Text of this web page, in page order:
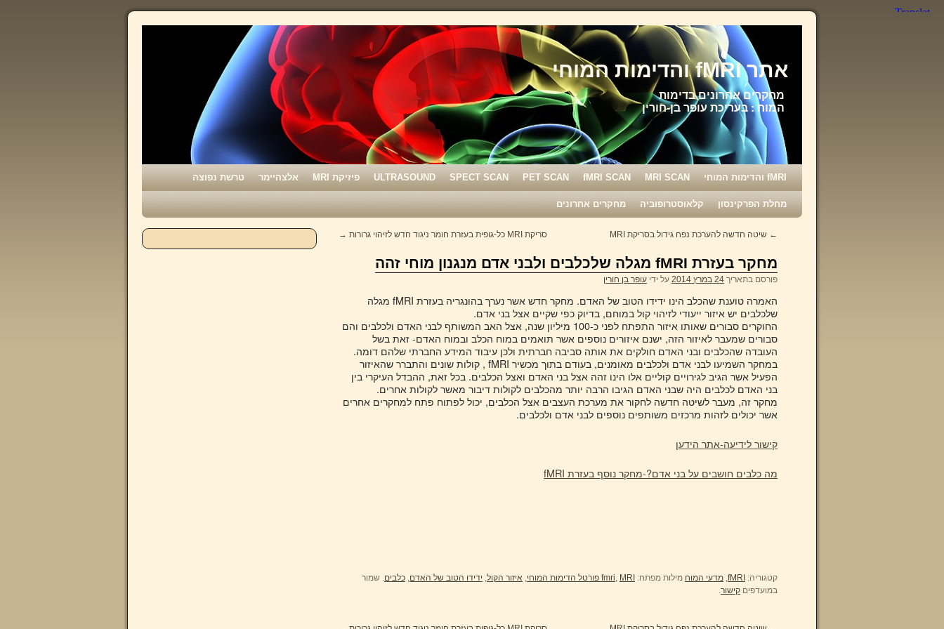
אתר fMRI והדימות המוחי
מחקרים אחרונים בדימות
המוח : בעריכת עופר בן-חורין
fMRI והדימות המוחי MRI SCAN
fMRI SCAN
PET SCAN
SPECT SCAN
ULTRASOUND פיזיקת MRI אלצהיימר טרשת נפוצה
מחלת הפרקינסון קלאוסטרופוביה מחקרים אחרונים
← שיטה חדשה להערכת נפח גידול בסריקת MRI סריקת MRI כל-גופית בעזרת חומר ניגוד חדש לזיהוי גרורות →
מחקר בעזרת fMRI מגלה שלכלבים ולבני אדם מנגנון מוחי זהה
פורסם בתאריך 24 במרץ 2014 על ידי עופר בן חורין
האמרה טוענת שהכלב הינו ידידו הטוב של האדם. מחקר חדש אשר נערך בהונגריה בעזרת fMRI מגלה
שלכלבים יש איזור ייעודי לזיהוי קול במוחם, בדיוק כפי שקיים אצל בני אדם.
החוקרים סבורים שאותו איזור התפתח לפני כ-100 מיליון שנה, אצל האב המשותף לבני האדם ולכלבים והם
סבורים שמעבר לאיזור הזה, ישנם איזורים נוספים אשר תואמים במוח הכלב ובמוח האדם- זאת בשל
העובדה שהכלבים ובני האדם חולקים את אותה סביבה חברתית ולכן עיבוד המידע החברתי שלהם דומה.
במחקר השמיעו לבני אדם ולכלבים מאומנים, בעודם בתוך מכשיר fMRI , קולות שונים והתברר שהאיזור
הפעיל אשר הגיב לגירויים קוליים אלו הינו זהה אצל בני האדם ואצל הכלבים. בכל זאת, ההבדל העיקרי בין
בני האדם לכלבים היה שבני האדם הגיבו הרבה יותר מהכלבים לקולות דיבור מאשר לקולות אחרים.
מחקר זה, מעבר לשיטה חדשה לחקור את מערכת העצבים אצל הכלבים, יכול לפתוח פתח למחקרים אחרים
אשר יכולים לזהות מרכזים משותפים נוספים לבני אדם ולכלבים.
קישור לידיעה-אתר הידען
מה כלבים חושבים על בני אדם?-מחקר נוסף בעזרת fMRI
קטגוריה: fMRI
, מדעי המוח מילות מפתח: fmri, MRI פורטל הדימות המוחי , איזור הקול, ידידו הטוב של האדם, כלבים. שמור
במועדפים קישור.